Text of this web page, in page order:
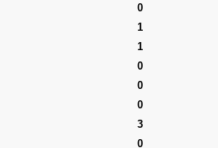
0
1
1
0
0
0
3
0